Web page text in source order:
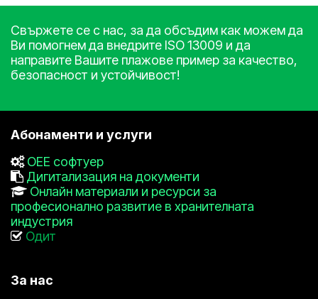
Свържете се с нас, за да обсъдим как можем да
Ви помогнем да внедрите ISO 13009 и да
направите Вашите плажове пример за качество,
безопасност и устойчивост!
Абонаменти и услуги
ОЕЕ софтуер
Дигитализация на документи
Онлайн материали и ресурси за
професионално развитие в хранителната
индустрия
Одит
За нас